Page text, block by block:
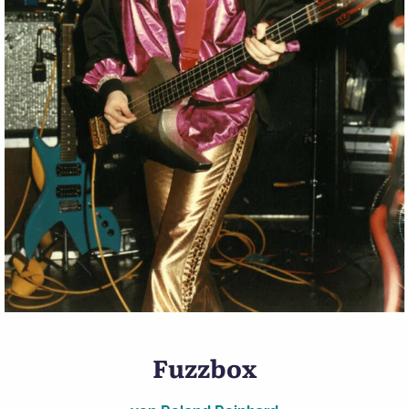
Deutsche Rockmusik
Fuzzbox